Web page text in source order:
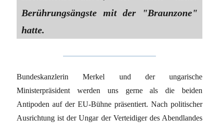
Berührungsängste mit der "Braunzone"
hatte.
Bundeskanzlerin Merkel und der ungarische
Ministerpräsident werden uns gerne als die beiden
Antipoden auf der EU-Bühne präsentiert. Nach politischer
Ausrichtung ist der Ungar der Verteidiger des Abendlandes